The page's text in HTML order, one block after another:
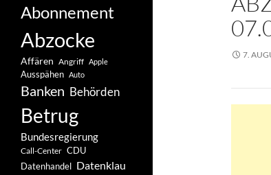
7.
Abonnement
Abzocke
Affären Angriff Apple
Ausspähen Auto
Banken Behörden
Betrug
Bundesregierung
Call-Center CDU
Datenhandel Datenklau